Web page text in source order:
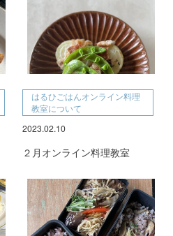
はるひごはんオンライン料理
教室について
2023.02.10
２月オンライン料理教室